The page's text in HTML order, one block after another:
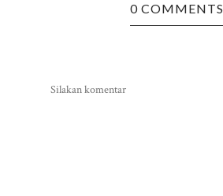
0 COMMENTS
Silakan komentar